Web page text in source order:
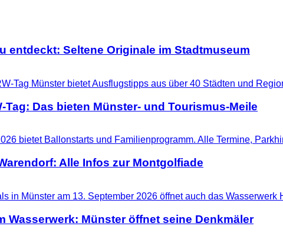
entdeckt: Seltene Originale im Stadtmuseum
Das bieten Münster- und Tourismus-Meile
Alle Infos zur Montgolfiade
Wasserwerk: Münster öffnet seine Denkmäler